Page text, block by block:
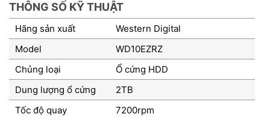
THÔNG SỐ KỸ THUẬT
Hãng sản xuất
Western Digital
Model
WD10EZRZ
Chủng loại
Ổ cứng HDD
Dung lượng ổ cứng
2TB
Tốc độ quay
7200rpm